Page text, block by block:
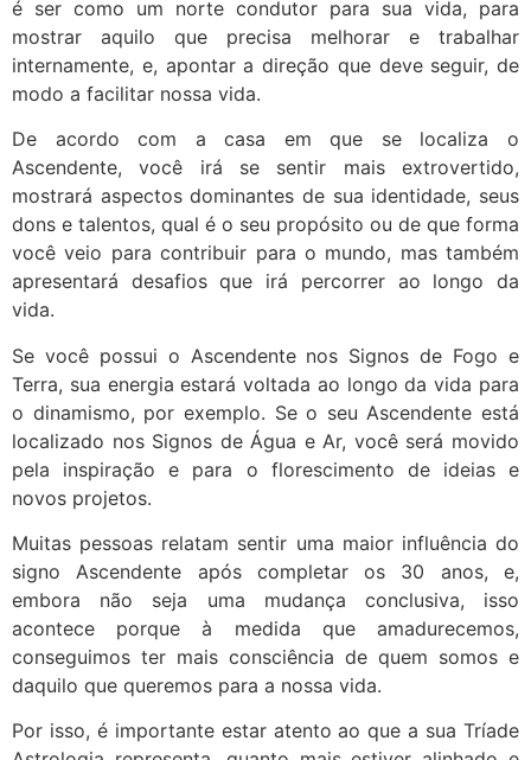
é ser como um norte condutor para sua vida, para
mostrar aquilo que precisa melhorar e trabalhar
internamente, e, apontar a direção que deve seguir, de
modo a facilitar nossa vida.
De acordo com a casa em que se localiza o
Ascendente, você irá se sentir mais extrovertido,
mostrará aspectos dominantes de sua identidade, seus
dons e talentos, qual é o seu propósito ou de que forma
você veio para contribuir para o mundo, mas também
apresentará desafios que irá percorrer ao longo da
vida.
Se você possui o Ascendente nos Signos de Fogo e
Terra, sua energia estará voltada ao longo da vida para
o dinamismo, por exemplo. Se o seu Ascendente está
localizado nos Signos de Água e Ar, você será movido
pela inspiração e para o florescimento de ideias e
novos projetos.
Muitas pessoas relatam sentir uma maior influência do
signo Ascendente após completar os 30 anos, e,
embora não seja uma mudança conclusiva, isso
acontece porque à medida que amadurecemos,
conseguimos ter mais consciência de quem somos e
daquilo que queremos para a nossa vida.
Por isso, é importante estar atento ao que a sua Tríade